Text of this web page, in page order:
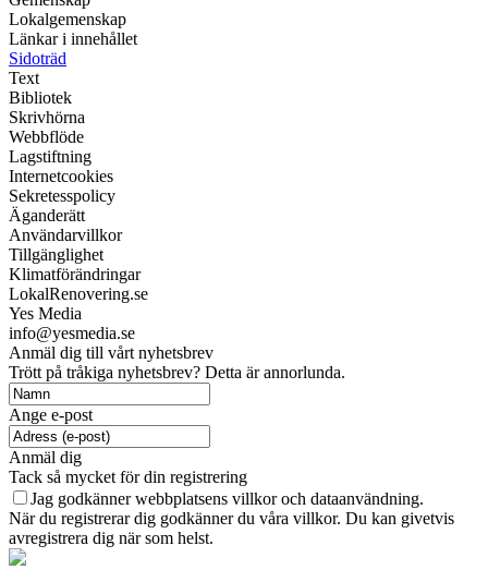
Lokalgemenskap
Länkar i innehållet
Sidoträd
Text
Bibliotek
Skrivhörna
Webbflöde
Lagstiftning
Internetcookies
Sekretesspolicy
Äganderätt
Användarvillkor
Tillgänglighet
Klimatförändringar
LokalRenovering.se
Yes Media
info@yesmedia.se
Anmäl dig till vårt nyhetsbrev
Trött på tråkiga nyhetsbrev? Detta är annorlunda.
Ange e-post
Anmäl dig
Tack så mycket för din registrering
Jag godkänner webbplatsens villkor och dataanvändning.
När du registrerar dig godkänner du våra villkor. Du kan givetvis
avregistrera dig när som helst.